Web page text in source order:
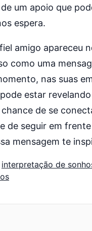
um apoio que
espera.
amigo apareceu
como uma
nas suas
estar
de se
de seguir em
mensagem te
interpretação de